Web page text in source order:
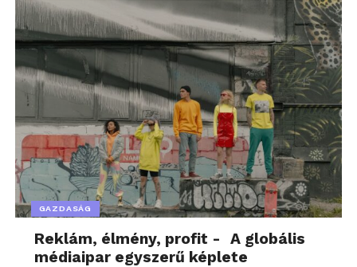
GAZDASÁG
Reklám, élmény, profit - A globális
médiaipar egyszerű képlete